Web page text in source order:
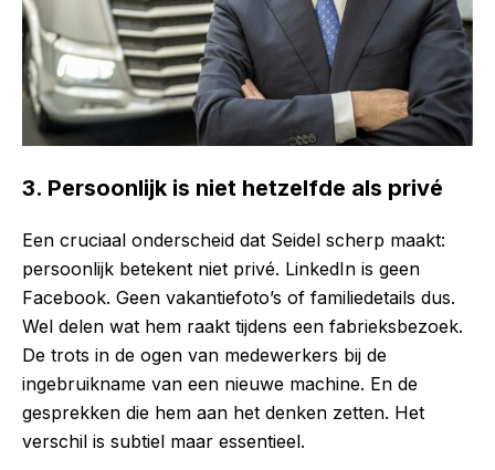
3. Persoonlijk is niet hetzelfde als privé
Een cruciaal onderscheid dat Seidel scherp maakt:
persoonlijk betekent niet privé. LinkedIn is geen
Facebook. Geen vakantiefoto’s of familiedetails dus.
Wel delen wat hem raakt tijdens een fabrieksbezoek.
De trots in de ogen van medewerkers bij de
ingebruikname van een nieuwe machine. En de
gesprekken die hem aan het denken zetten. Het
verschil is subtiel maar essentieel.